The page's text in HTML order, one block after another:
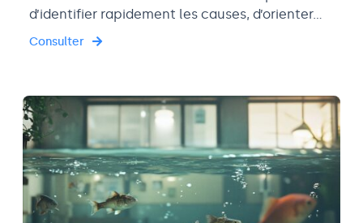
d’identifier rapidement les causes, d’orienter…
Consulter